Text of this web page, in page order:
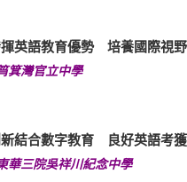
英語教育優勢 培養國際視
箕灣官立中學
結合數字教育 良好英語考
華三院吳祥川紀念中學